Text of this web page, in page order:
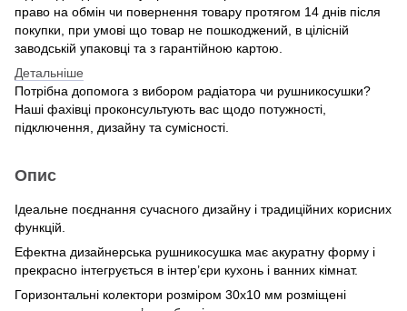
право на обмін чи повернення товару протягом 14 днів після
покупки, при умові що товар не пошкоджений, в цілісній
заводській упаковці та з гарантійною картою.
Детальніше
Потрібна допомога з вибором радіатора чи рушникосушки?
Наші фахівці проконсультують вас щодо потужності,
підключення, дизайну та сумісності.
Опис
Ідеальне поєднання сучасного дизайну і традиційних корисних
функцій.
Ефектна дизайнерська рушникосушка має акуратну форму і
прекрасно інтегрується в інтер’єри кухонь і ванних кімнат.
Горизонтальні колектори розміром 30х10 мм розміщені